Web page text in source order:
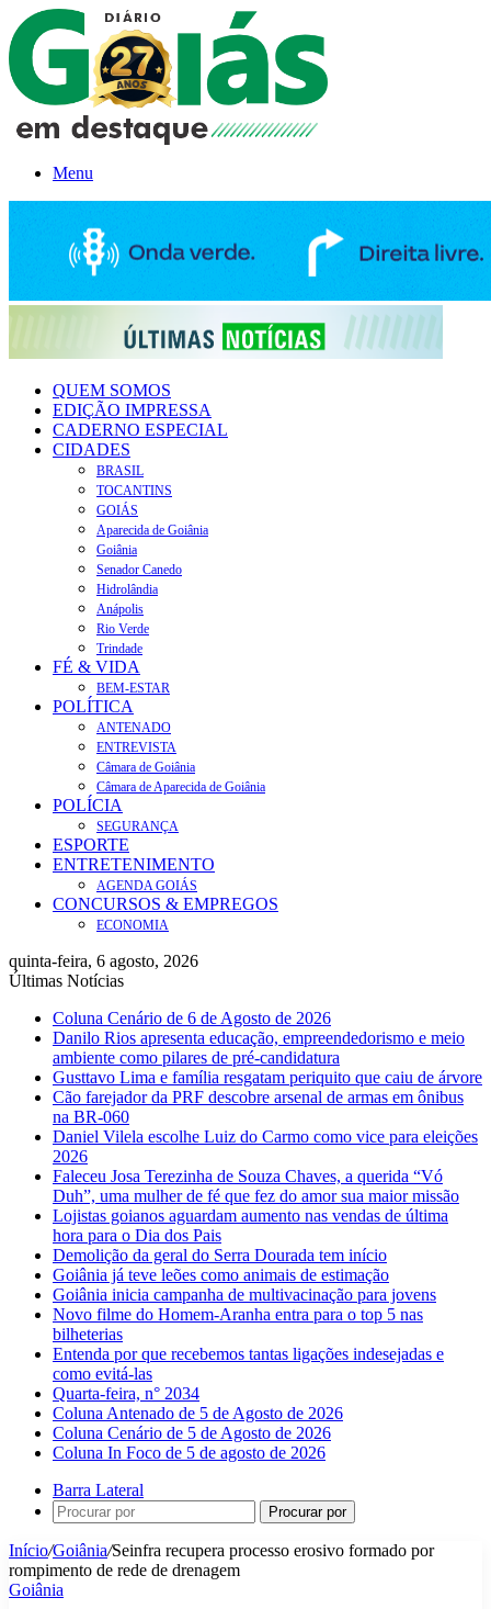
Menu
QUEM SOMOS
EDIÇÃO IMPRESSA
CADERNO ESPECIAL
CIDADES
BRASIL
TOCANTINS
GOIÁS
Aparecida de Goiânia
Goiânia
Senador Canedo
Hidrolândia
Anápolis
Rio Verde
Trindade
FÉ & VIDA
BEM-ESTAR
POLÍTICA
ANTENADO
ENTREVISTA
Câmara de Goiânia
Câmara de Aparecida de Goiânia
POLÍCIA
SEGURANÇA
ESPORTE
ENTRETENIMENTO
AGENDA GOIÁS
CONCURSOS & EMPREGOS
ECONOMIA
quinta-feira, 6 agosto, 2026
Últimas Notícias
Coluna Cenário de 6 de Agosto de 2026
Danilo Rios apresenta educação, empreendedorismo e meio
ambiente como pilares de pré-candidatura
Gusttavo Lima e família resgatam periquito que caiu de árvore
Cão farejador da PRF descobre arsenal de armas em ônibus
na BR-060
Daniel Vilela escolhe Luiz do Carmo como vice para eleições
2026
Faleceu Josa Terezinha de Souza Chaves, a querida “Vó
Duh”, uma mulher de fé que fez do amor sua maior missão
Lojistas goianos aguardam aumento nas vendas de última
hora para o Dia dos Pais
Demolição da geral do Serra Dourada tem início
Goiânia já teve leões como animais de estimação
Goiânia inicia campanha de multivacinação para jovens
Novo filme do Homem-Aranha entra para o top 5 nas
bilheterias
Entenda por que recebemos tantas ligações indesejadas e
como evitá-las
Quarta-feira, n° 2034
Coluna Antenado de 5 de Agosto de 2026
Coluna Cenário de 5 de Agosto de 2026
Coluna In Foco de 5 de agosto de 2026
Barra Lateral
Procurar por
Início/Goiânia/Seinfra recupera processo erosivo formado por
rompimento de rede de drenagem
Goiânia